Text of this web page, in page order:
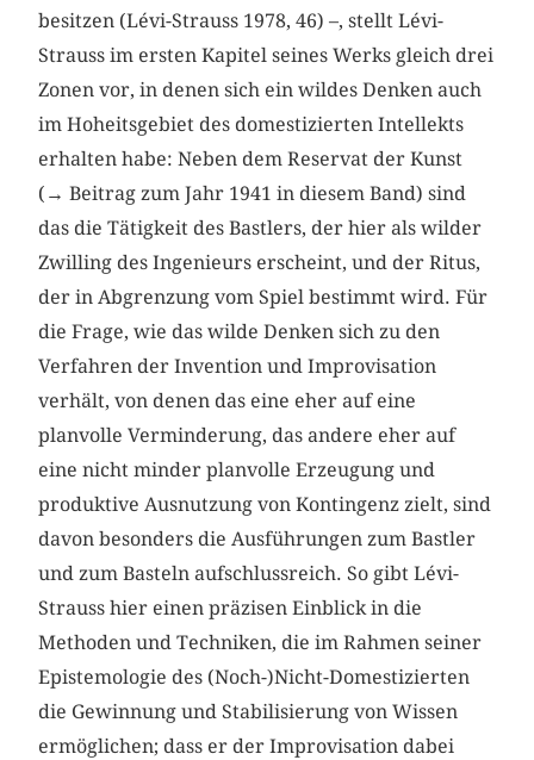
besitzen (Lévi-Strauss 1978, 46) –, stellt Lévi-
Strauss im ersten Kapitel seines Werks gleich drei
Zonen vor, in denen sich ein wildes Denken auch
im Hoheitsgebiet des domestizierten Intellekts
erhalten habe: Neben dem Reservat der Kunst
(→ Beitrag zum Jahr 1941 in diesem Band) sind
das die Tätigkeit des Bastlers, der hier als wilder
Zwilling des Ingenieurs erscheint, und der Ritus,
der in Abgrenzung vom Spiel bestimmt wird. Für
die Frage, wie das wilde Denken sich zu den
Verfahren der Invention und Improvisation
verhält, von denen das eine eher auf eine
planvolle Verminderung, das andere eher auf
eine nicht minder planvolle Erzeugung und
produktive Ausnutzung von Kontingenz zielt, sind
davon besonders die Ausführungen zum Bastler
und zum Basteln aufschlussreich. So gibt Lévi-
Strauss hier einen präzisen Einblick in die
Methoden und Techniken, die im Rahmen seiner
Epistemologie des (Noch-)Nicht-Domestizierten
die Gewinnung und Stabilisierung von Wissen
ermöglichen; dass er der Improvisation dabei